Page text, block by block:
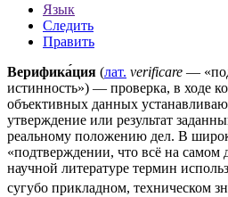
Язык
Следить
Править
Верифика́ция (лат. verificare —
истинность») — проверка, в ходе
объективных данных
утверждение или результат
реальному положению дел. В
«подтверждении, что всё на самом
научной литературе термин
сугубо прикладном, техническом